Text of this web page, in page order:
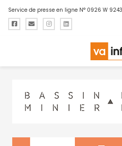
Service de presse en ligne N° 0926 W